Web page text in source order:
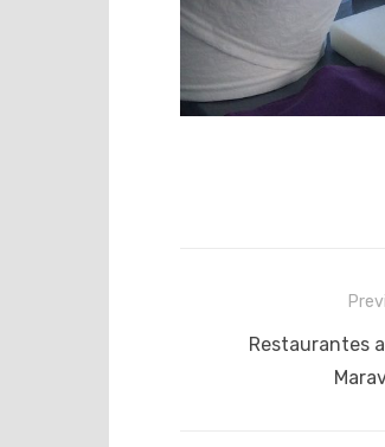
Navegação
Previous
Restaurantes